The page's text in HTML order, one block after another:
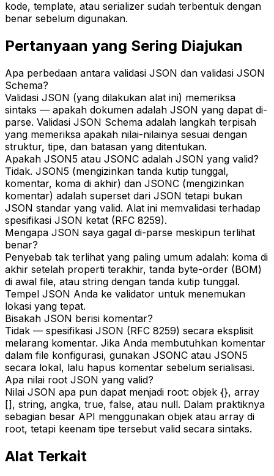
kode, template, atau serializer sudah terbentuk dengan
benar sebelum digunakan.
Pertanyaan yang Sering Diajukan
Apa perbedaan antara validasi JSON dan validasi JSON
Schema?
Validasi JSON (yang dilakukan alat ini) memeriksa
sintaks — apakah dokumen adalah JSON yang dapat di-
parse. Validasi JSON Schema adalah langkah terpisah
yang memeriksa apakah nilai-nilainya sesuai dengan
struktur, tipe, dan batasan yang ditentukan.
Apakah JSON5 atau JSONC adalah JSON yang valid?
Tidak. JSON5 (mengizinkan tanda kutip tunggal,
komentar, koma di akhir) dan JSONC (mengizinkan
komentar) adalah superset dari JSON tetapi bukan
JSON standar yang valid. Alat ini memvalidasi terhadap
spesifikasi JSON ketat (RFC 8259).
Mengapa JSON saya gagal di-parse meskipun terlihat
benar?
Penyebab tak terlihat yang paling umum adalah: koma di
akhir setelah properti terakhir, tanda byte-order (BOM)
di awal file, atau string dengan tanda kutip tunggal.
Tempel JSON Anda ke validator untuk menemukan
lokasi yang tepat.
Bisakah JSON berisi komentar?
Tidak — spesifikasi JSON (RFC 8259) secara eksplisit
melarang komentar. Jika Anda membutuhkan komentar
dalam file konfigurasi, gunakan JSONC atau JSON5
secara lokal, lalu hapus komentar sebelum serialisasi.
Apa nilai root JSON yang valid?
Nilai JSON apa pun dapat menjadi root: objek {}, array
[], string, angka, true, false, atau null. Dalam praktiknya
sebagian besar API menggunakan objek atau array di
root, tetapi keenam tipe tersebut valid secara sintaks.
Alat Terkait